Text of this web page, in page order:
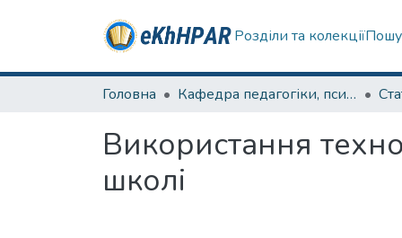
Розділи та колекції
Головна Кафедра педагогіки, психології, початкової освіти та освітнього менеджменту
Використання
школі